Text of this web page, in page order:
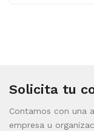
Solicita tu
Contamos con una
empresa u